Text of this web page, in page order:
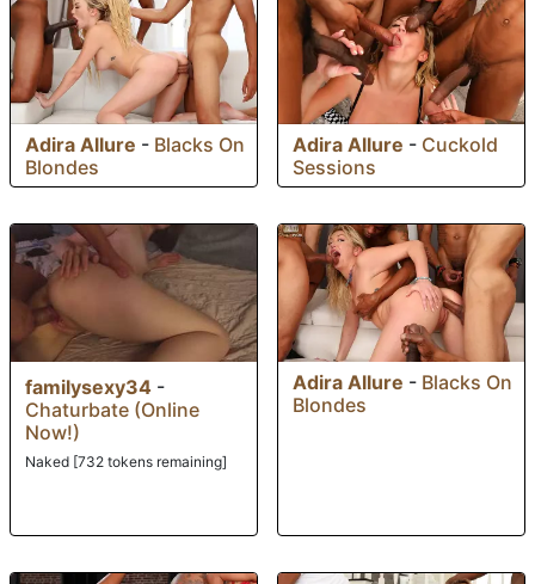
Adira Allure - Blacks On
Blondes
Adira Allure - Cuckold
Sessions
familysexy34 -
Chaturbate (Online
Now!)
Naked [732 tokens remaining]
Adira Allure - Blacks On
Blondes